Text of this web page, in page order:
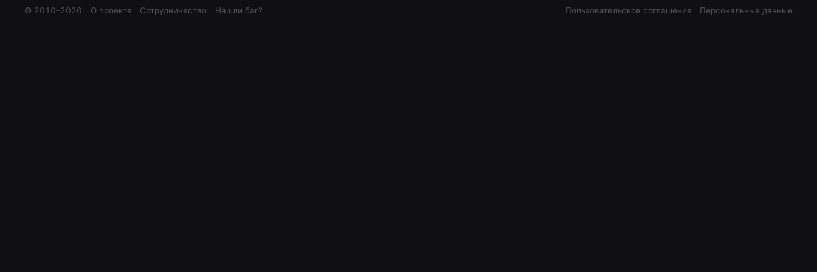
© 2010–2026 О проекте Сотрудничество Нашли баг? Пользовательское соглашение Персональные данные